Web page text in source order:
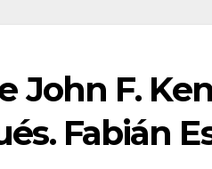
John F.
Fabián